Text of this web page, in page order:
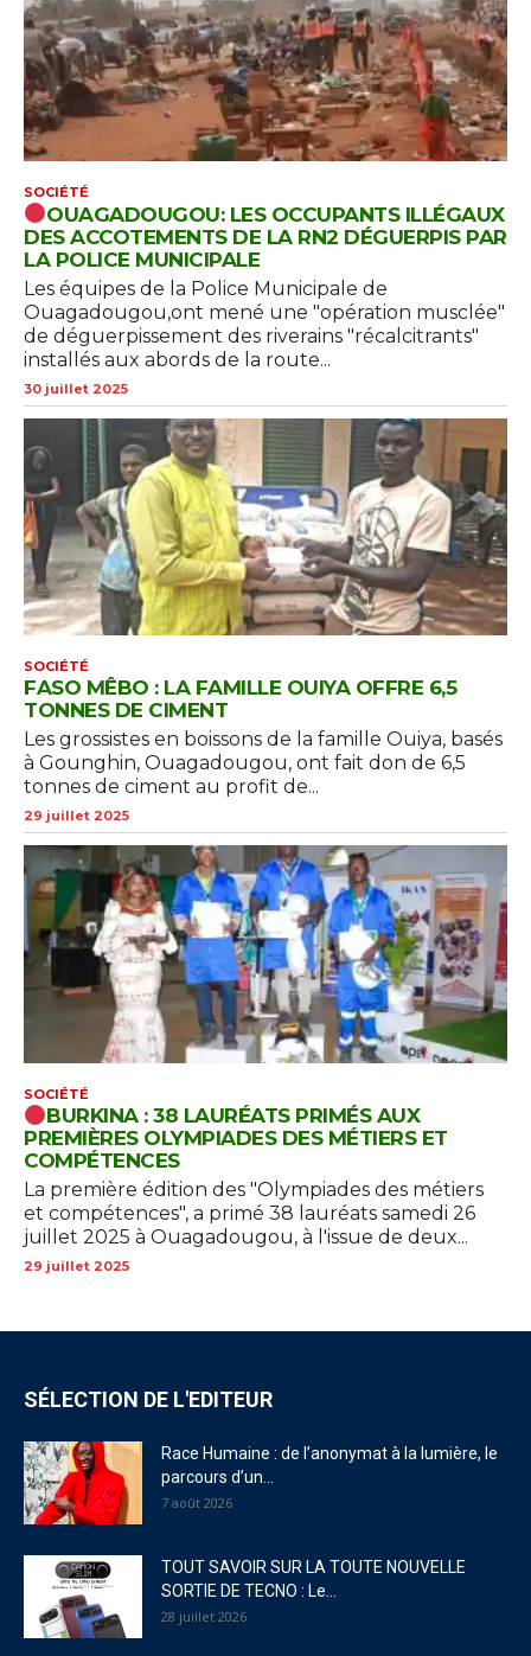
SOCIÉTÉ
OUAGADOUGOU: LES OCCUPANTS ILLÉGAUX
DES ACCOTEMENTS DE LA RN2 DÉGUERPIS PAR
LA POLICE MUNICIPALE
Les équipes de la Police Municipale de
Ouagadougou,ont mené une "opération musclée"
de déguerpissement des riverains "récalcitrants"
installés aux abords de la route...
30 juillet 2025
SOCIÉTÉ
FASO MÊBO : LA FAMILLE OUIYA OFFRE 6,5
TONNES DE CIMENT
Les grossistes en boissons de la famille Ouiya, basés
à Gounghin, Ouagadougou, ont fait don de 6,5
tonnes de ciment au profit de...
29 juillet 2025
SOCIÉTÉ
BURKINA : 38 LAURÉATS PRIMÉS AUX
PREMIÈRES OLYMPIADES DES MÉTIERS ET
COMPÉTENCES
La première édition des "Olympiades des métiers
et compétences", a primé 38 lauréats samedi 26
juillet 2025 à Ouagadougou, à l'issue de deux...
29 juillet 2025
SÉLECTION DE L'EDITEUR
Race Humaine : de l’anonymat à la lumière, le
parcours d’un...
7 août 2026
TOUT SAVOIR SUR LA TOUTE NOUVELLE
SORTIE DE TECNO : Le...
28 juillet 2026